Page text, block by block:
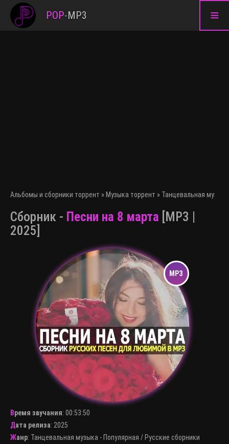
≡
POP-MP3
Альбомы и сборники торрент » Музыка торрент » Танцевальная
Сборник - Песни на 8 марта [MP3 |
2025]
Время звучания: 00:53:50
Дата релиза: 2025
Жанр: Танцевальная музыка - Популярная / Русские сборники